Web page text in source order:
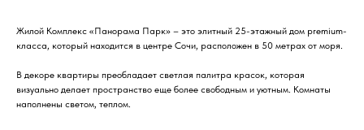
Жилой Комплекс «Панорама Парк» – это элитный 25-этажный дом premium-
класса, который находится в центре Сочи, расположен в 50 метрах от моря.
В декоре квартиры преобладает светлая палитра красок, которая
визуально делает пространство еще более свободным и уютным. Комнаты
наполнены светом, теплом.